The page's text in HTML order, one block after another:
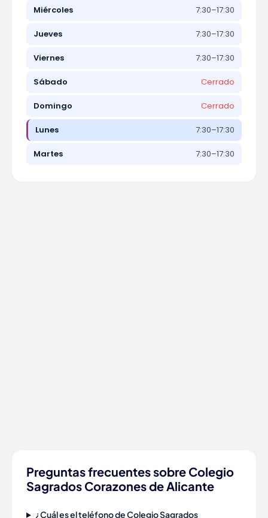
Miércoles 7:30–17:30
Jueves 7:30–17:30
Viernes 7:30–17:30
Sábado Cerrado
Domingo Cerrado
Lunes 7:30–17:30
Martes 7:30–17:30
Preguntas frecuentes sobre Colegio
Sagrados Corazones de Alicante
¿Cuál es el teléfono de Colegio Sagrados